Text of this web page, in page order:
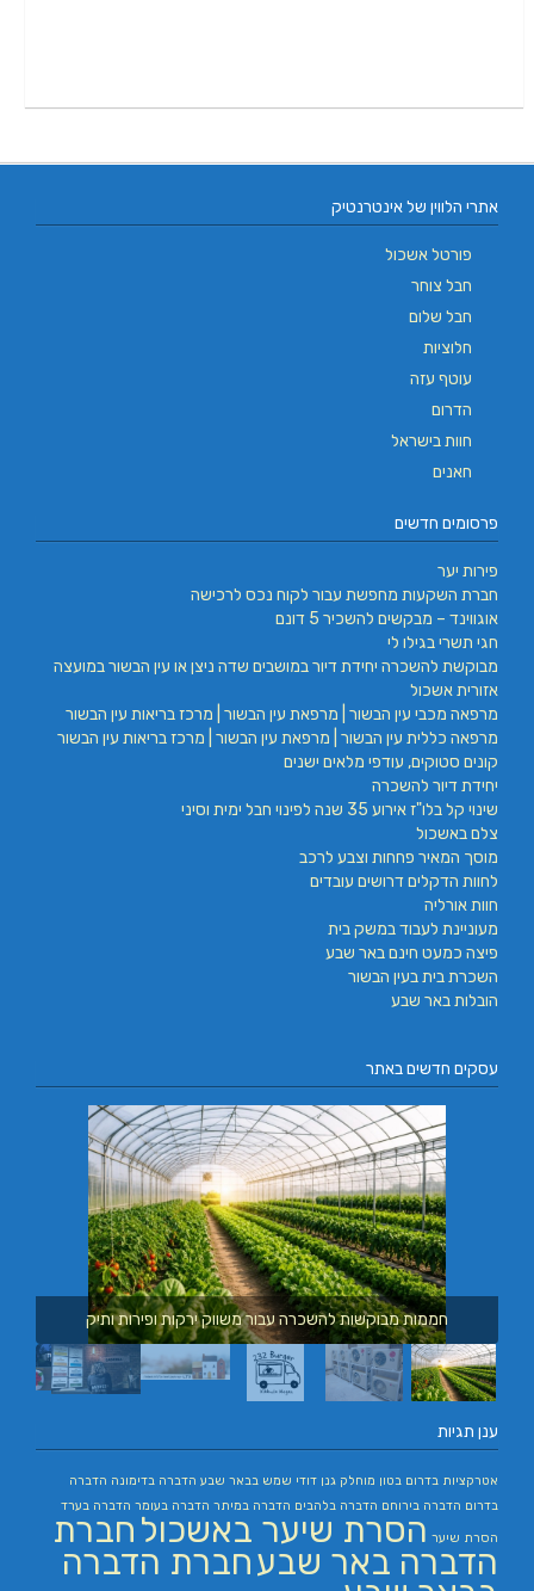
אתרי הלווין של אינטרנטיק
פורטל אשכול
חבל צוחר
חבל שלום
חלוציות
עוטף עזה
הדרום
חוות בישראל
חאנים
פרסומים חדשים
פירות יער
חברת השקעות מחפשת עבור לקוח נכס לרכישה
אוגווינד – מבקשים להשכיר 5 דונם
חגי תשרי בגילו לי
מבוקשת להשכרה יחידת דיור במושבים שדה ניצן או עין הבשור במועצה
אזורית אשכול
מרפאה מכבי עין הבשור | מרפאת עין הבשור | מרכז בריאות עין הבשור
מרפאה כללית עין הבשור | מרפאת עין הבשור | מרכז בריאות עין הבשור
קונים סטוקים, עודפי מלאים ישנים
יחידת דיור להשכרה
שינוי קל בלו"ז אירוע 35 שנה לפינוי חבל ימית וסיני
צלם באשכול
מוסך המאיר פחחות וצבע לרכב
לחוות הדקלים דרושים עובדים
חוות אורליה
מעוניינת לעבוד במשק בית
פיצה כמעט חינם באר שבע
השכרת בית בעין הבשור
הובלות באר שבע
עסקים חדשים באתר
חממות מבוקשות להשכרה עבור משווק ירקות ופירות ותיק
ענן תגיות
אטרקציות בדרום בטון מוחלק גנן דודי שמש בבאר שבע הדברה בדימונה הדברה
בדרום הדברה בירוחם הדברה בלהבים הדברה במיתר הדברה בעומר הדברה בערד
הסרת שיער הסרת שיער באשכול חברת
הדברה באר שבעחברת הדברה